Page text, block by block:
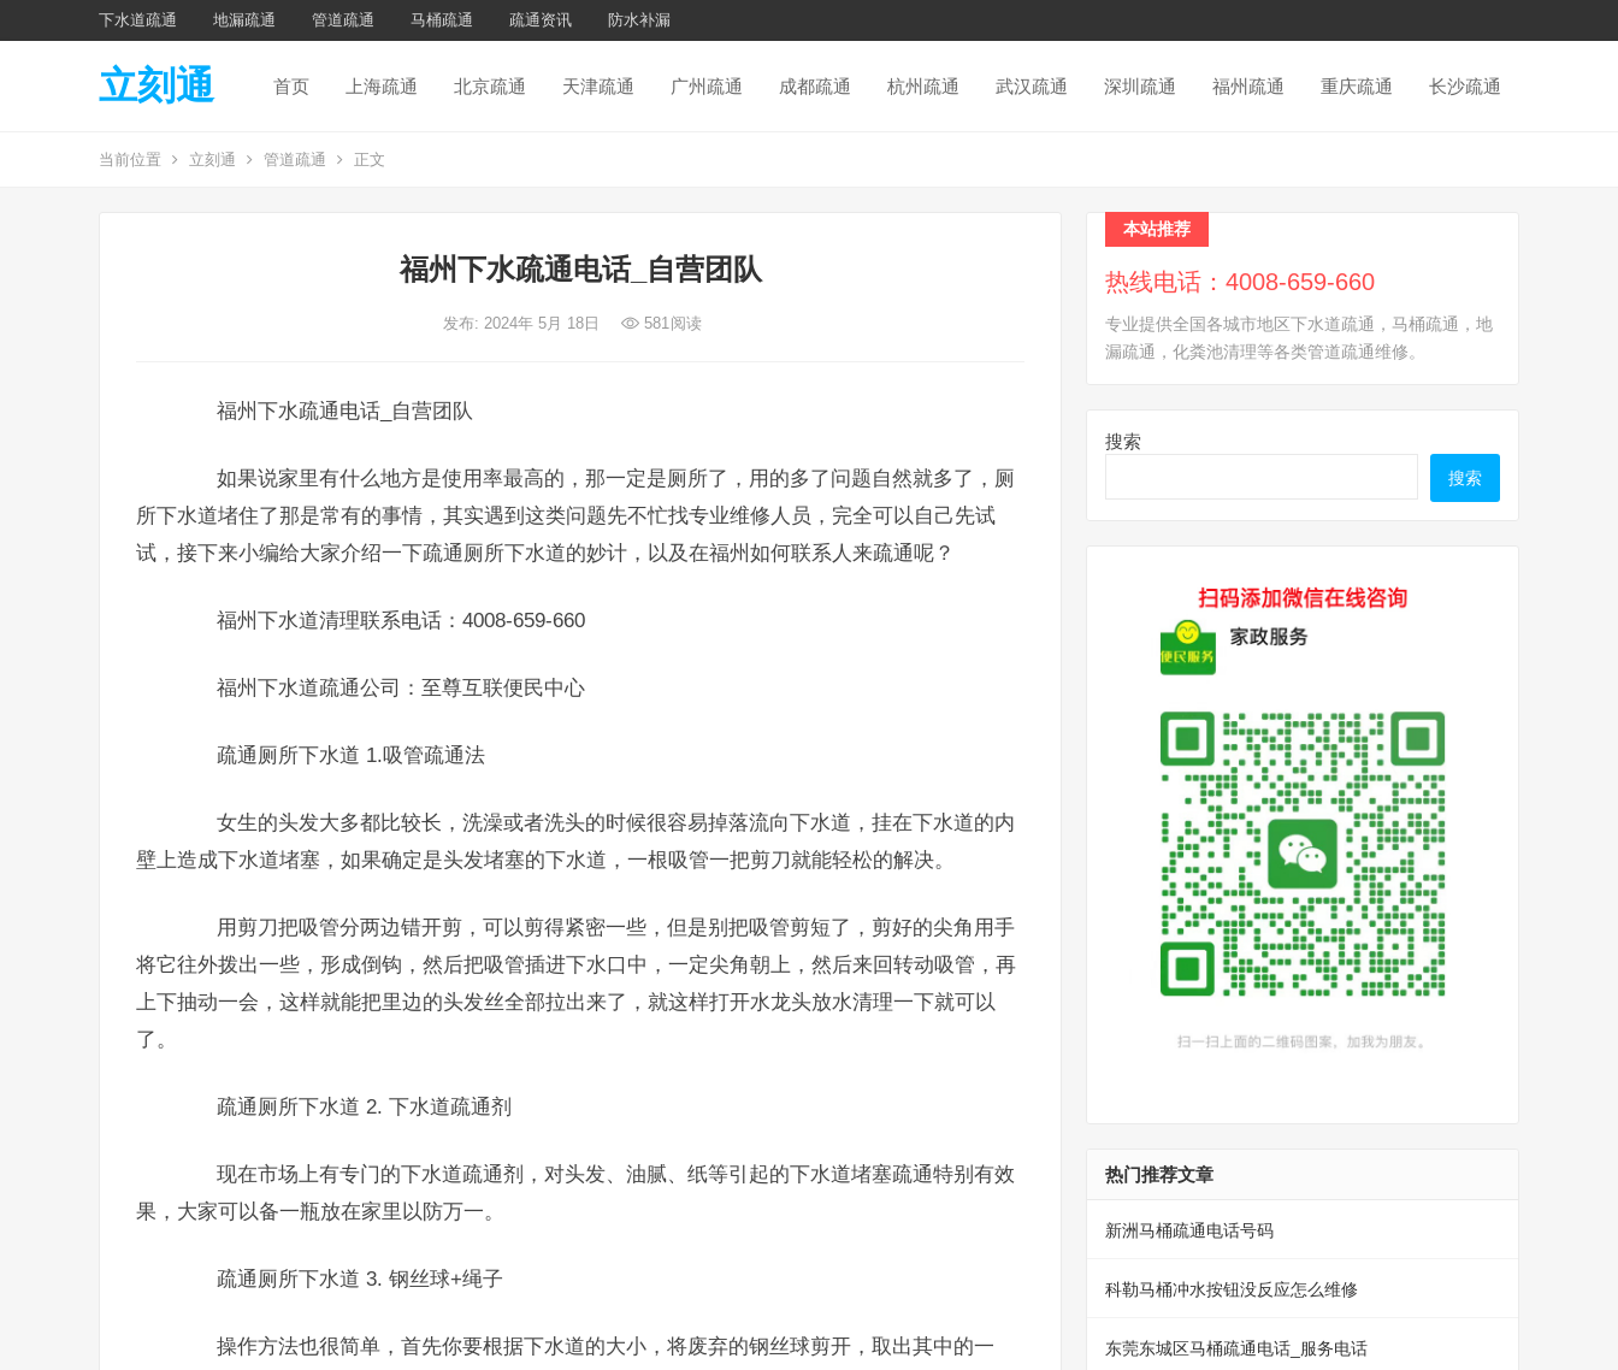
下水道疏通 地漏疏通 管道疏通 马桶疏通 疏通资讯 防水补漏
立刻通 首页 上海疏通 北京疏通 天津疏通 广州疏通 成都疏通 杭州疏通 武汉疏通 深圳疏通 福州疏通 重庆疏通 长沙疏通
当前位置 立刻通 管道疏通 正文
福州下水疏通电话_自营团队
发布: 2024年 5月 18日 581阅读
福州下水疏通电话_自营团队
如果说家里有什么地方是使用率最高的，那一定是厕所了，用的多了问题自然就多了，厕
所下水道堵住了那是常有的事情，其实遇到这类问题先不忙找专业维修人员，完全可以自己先试
试，接下来小编给大家介绍一下疏通厕所下水道的妙计，以及在福州如何联系人来疏通呢？
福州下水道清理联系电话：4008-659-660
福州下水道疏通公司：至尊互联便民中心
疏通厕所下水道 1.吸管疏通法
女生的头发大多都比较长，洗澡或者洗头的时候很容易掉落流向下水道，挂在下水道的内
壁上造成下水道堵塞，如果确定是头发堵塞的下水道，一根吸管一把剪刀就能轻松的解决。
用剪刀把吸管分两边错开剪，可以剪得紧密一些，但是别把吸管剪短了，剪好的尖角用手
将它往外拨出一些，形成倒钩，然后把吸管插进下水口中，一定尖角朝上，然后来回转动吸管，再
上下抽动一会，这样就能把里边的头发丝全部拉出来了，就这样打开水龙头放水清理一下就可以
了。
疏通厕所下水道 2. 下水道疏通剂
现在市场上有专门的下水道疏通剂，对头发、油腻、纸等引起的下水道堵塞疏通特别有效
果，大家可以备一瓶放在家里以防万一。
疏通厕所下水道 3. 钢丝球+绳子
操作方法也很简单，首先你要根据下水道的大小，将废弃的钢丝球剪开，取出其中的一
本站推荐
热线电话：4008-659-660
专业提供全国各城市地区下水道疏通，马桶疏通，地
漏疏通，化粪池清理等各类管道疏通维修。
搜索
搜索
热门推荐文章
新洲马桶疏通电话号码
科勒马桶冲水按钮没反应怎么维修
东莞东城区马桶疏通电话_服务电话